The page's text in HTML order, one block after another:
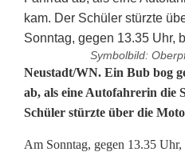
Symbolbild:
B
u
b
Neustadt/WN. Ein Bub bog
ab, als eine Autofahrerin die
Schüler stürzte über die
Am Sonntag, gegen 13.35